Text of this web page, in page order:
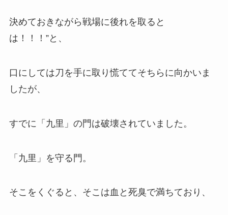
決めておきながら戦場に後れを取ると
は！！！”と、
口にしては刀を手に取り慌ててそちらに向かいま
したが、
すでに「九里」の門は破壊されていました。
「九里」を守る門。
そこをくぐると、そこは血と死臭で満ちており、